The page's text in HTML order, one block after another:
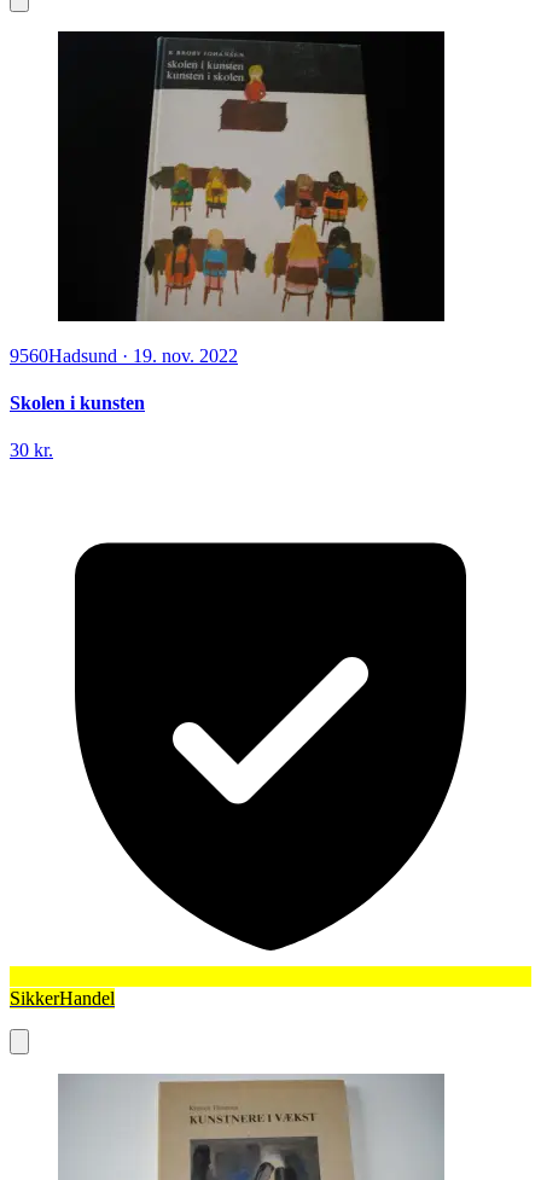
9560Hadsund · 19. nov. 2022
Skolen i kunsten
30 kr.
SikkerHandel